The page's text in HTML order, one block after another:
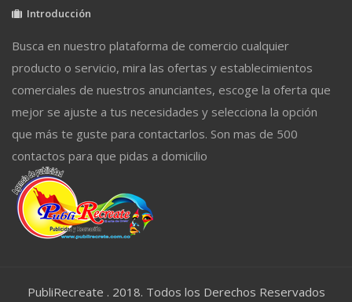
Introducción
Busca en nuestro plataforma de comercio cualquier
producto o servicio, mira las ofertas y establecimientos
comerciales de nuestros anunciantes, escoge la oferta que
mejor se ajuste a tus necesidades y selecciona la opción
que más te guste para contactarlos. Son mas de 500
contactos para que pidas a domicilio
PubliRecreate . 2018. Todos los Derechos Reservados